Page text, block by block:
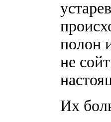
полон
не
Их